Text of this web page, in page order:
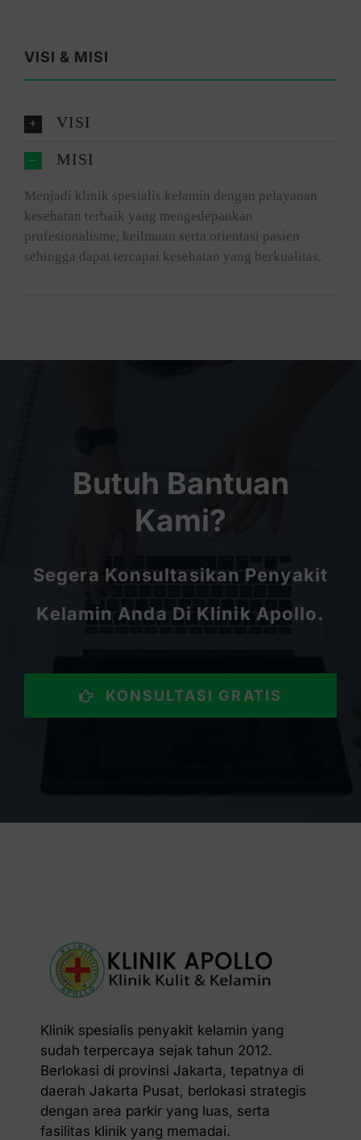
VISI & MISI
VISI
MISI
Menjadi klinik spesialis kelamin dengan pelayanan
kesehatan terbaik yang mengedepankan
profesionalisme, keilmuan serta orientasi pasien
sehingga dapat tercapai kesehatan yang berkualitas.
Butuh Bantuan
Kami?
Segera Konsultasikan Penyakit
Kelamin Anda Di Klinik Apollo.
KONSULTASI GRATIS
Klinik spesialis penyakit kelamin yang
sudah terpercaya sejak tahun 2012.
Berlokasi di provinsi Jakarta, tepatnya di
daerah Jakarta Pusat, berlokasi strategis
dengan area parkir yang luas, serta
fasilitas klinik yang memadai.